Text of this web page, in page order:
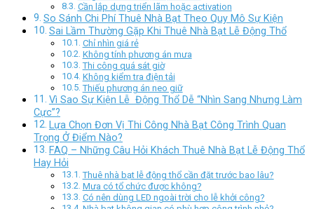
Cần lắp dựng triển lãm hoặc activation
So Sánh Chi Phí Thuê Nhà Bạt Theo Quy Mô Sự Kiện
Sai Lầm Thường Gặp Khi Thuê Nhà Bạt Lễ Động Thổ
Chỉ nhìn giá rẻ
Không tính phương án mưa
Thi công quá sát giờ
Không kiểm tra điện tải
Thiếu phương án neo giữ
Vì Sao Sự Kiện Lễ Động Thổ Dễ “Nhìn Sang Nhưng Làm
Cực”?
Lựa Chọn Đơn Vị Thi Công Nhà Bạt Công Trình Quan
Trọng Ở Điểm Nào?
FAQ – Những Câu Hỏi Khách Thuê Nhà Bạt Lễ Động Thổ
Hay Hỏi
Thuê nhà bạt lễ động thổ cần đặt trước bao lâu?
Mưa có tổ chức được không?
Có nên dùng LED ngoài trời cho lễ khởi công?